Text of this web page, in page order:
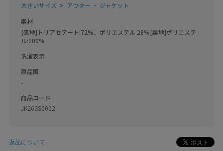
大きいサイズ
アウター ・ ジャケット
素材
[表地]トリアセテート:72%、ポリエステル:28%[裏地]ポリエステ
ル:100%
洗濯表示
原産国
-
商品コード
JK26SS0002
返品について